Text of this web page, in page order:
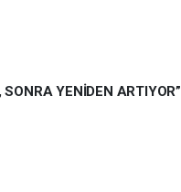
YENİDEN ARTIYOR”